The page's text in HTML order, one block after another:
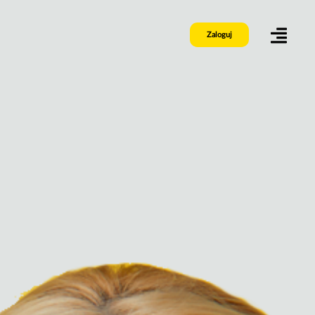
Zaloguj